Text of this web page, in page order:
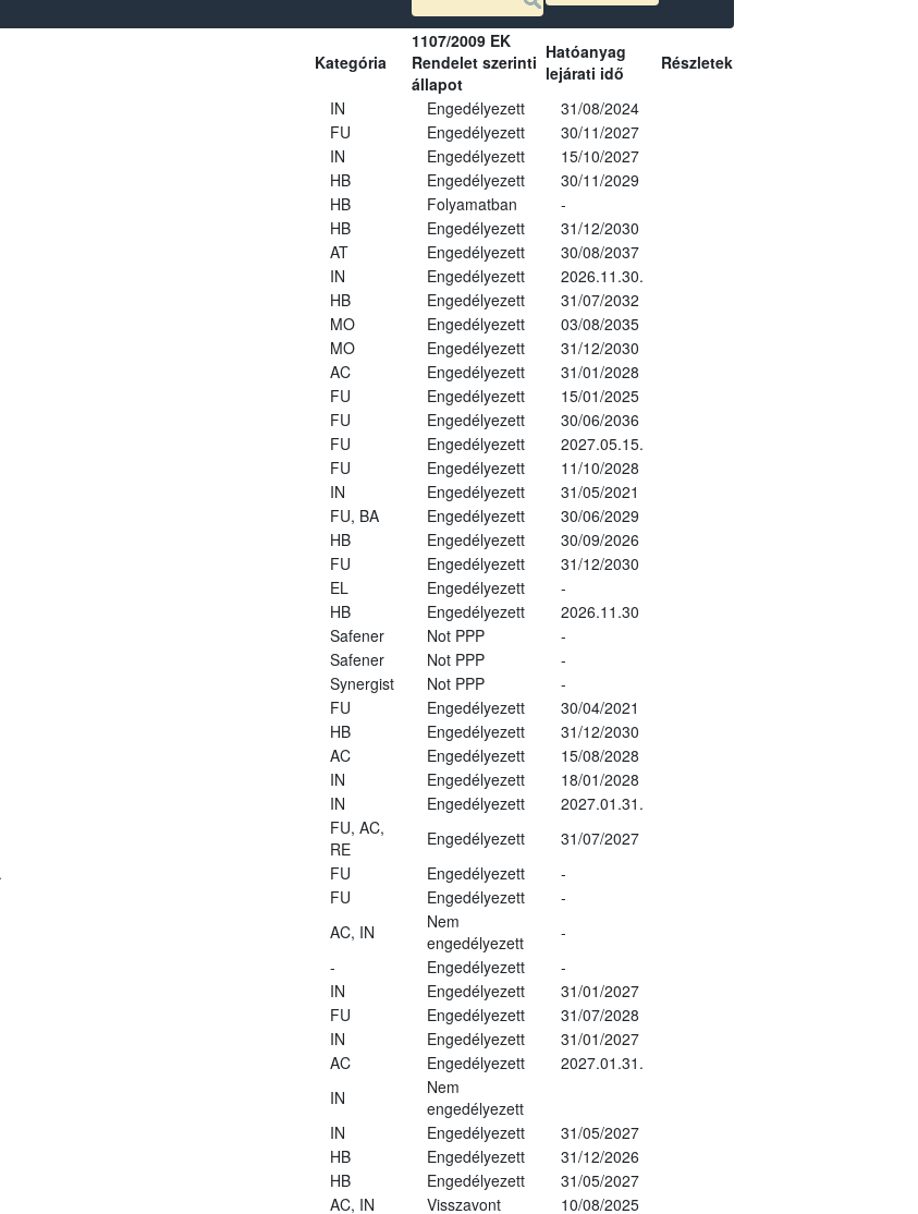
Kategória
1107/2009 EK
Rendelet szerinti
állapot
Hatóanyag
lejárati idő
Részletek
IN Engedélyezett
31/08/2024
FU Engedélyezett
30/11/2027
IN Engedélyezett
15/10/2027
HB Engedélyezett
30/11/2029
HB Folyamatban
-
HB Engedélyezett
31/12/2030
AT Engedélyezett
30/08/2037
IN Engedélyezett
2026.11.30.
HB Engedélyezett
31/07/2032
MO Engedélyezett
03/08/2035
MO Engedélyezett
31/12/2030
AC Engedélyezett
31/01/2028
FU Engedélyezett
15/01/2025
FU Engedélyezett
30/06/2036
FU Engedélyezett
2027.05.15.
FU Engedélyezett
11/10/2028
IN Engedélyezett
31/05/2021
FU, BA Engedélyezett
30/06/2029
HB Engedélyezett
30/09/2026
FU Engedélyezett
31/12/2030
EL Engedélyezett
-
HB Engedélyezett
2026.11.30
Safener Not PPP
-
Safener Not PPP
-
Synergist Not PPP
-
FU Engedélyezett
30/04/2021
HB Engedélyezett
31/12/2030
AC Engedélyezett
15/08/2028
IN Engedélyezett
18/01/2028
IN Engedélyezett
2027.01.31.
FU, AC,
RE
Engedélyezett
31/07/2027
FU Engedélyezett
-
FU Engedélyezett
-
AC, IN
Nem
engedélyezett
-
- Engedélyezett
-
IN Engedélyezett
31/01/2027
FU Engedélyezett
31/07/2028
IN Engedélyezett
31/01/2027
AC Engedélyezett
2027.01.31.
IN
Nem
engedélyezett
IN Engedélyezett
31/05/2027
HB Engedélyezett
31/12/2026
HB Engedélyezett
31/05/2027
AC, IN Visszavont
10/08/2025